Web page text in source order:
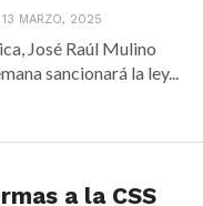
13 MARZO, 2025
José Raúl Mulino
sancionará la ley...
a la CSS